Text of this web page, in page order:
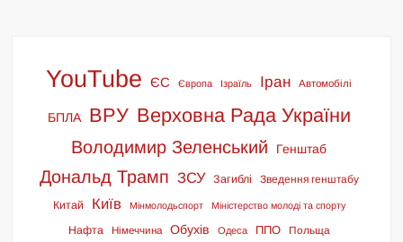
YouTube ЄС Європа Ізраїль Іран Автомобілі
БПЛА ВРУ Верховна Рада України
Володимир Зеленський Генштаб
Дональд Трамп ЗСУ Загиблі Зведення генштабу
Китай Київ Мінмолодьспорт Міністерство молоді та спорту
Нафта Німеччина Обухів Одеса ППО Польща